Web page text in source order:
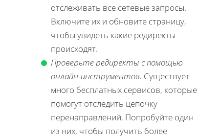
отслеживать все сетевые запросы.
Включите их и обновите страницу,
чтобы увидеть какие редиректы
происходят.
Проверьте редиректы с помощью
онлайн-инструментов. Существует
много бесплатных сервисов, которые
помогут отследить цепочку
перенаправлений. Попробуйте один
из них, чтобы получить более